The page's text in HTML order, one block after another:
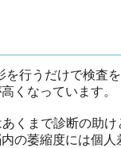
行うだけで検査
くなっています。
くまで診断の助
の萎縮度には個